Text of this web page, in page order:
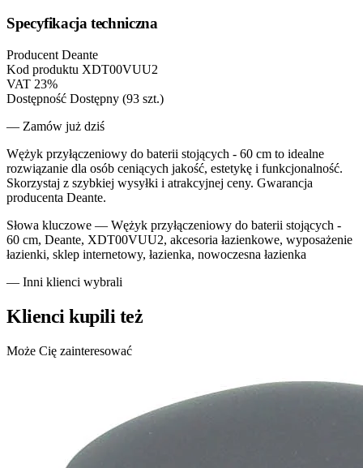
Specyfikacja techniczna
Producent Deante
Kod produktu XDT00VUU2
VAT 23%
Dostępność Dostępny (93 szt.)
— Zamów już dziś
Wężyk przyłączeniowy do baterii stojących - 60 cm to idealne
rozwiązanie dla osób ceniących jakość, estetykę i funkcjonalność.
Skorzystaj z szybkiej wysyłki i atrakcyjnej ceny. Gwarancja
producenta Deante.
Słowa kluczowe — Wężyk przyłączeniowy do baterii stojących -
60 cm, Deante, XDT00VUU2, akcesoria łazienkowe, wyposażenie
łazienki, sklep internetowy, łazienka, nowoczesna łazienka
— Inni klienci wybrali
Klienci kupili też
Może Cię zainteresować